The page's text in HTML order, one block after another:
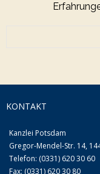
KONTAKT
Kanzlei Potsdam
Gregor-Mendel-Str. 14,
Telefon: (0331) 620 30 60
Fax: (0331) 620 30 80